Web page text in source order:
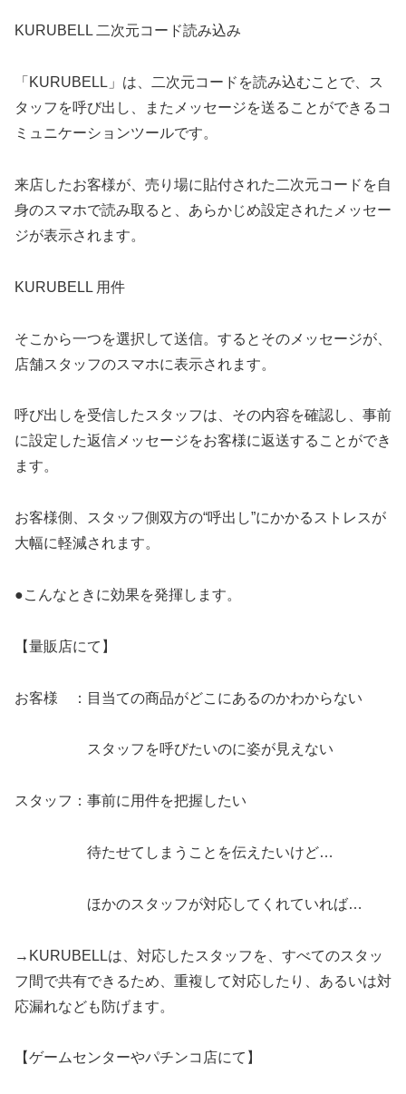
KURUBELL 二次元コード読み込み
「KURUBELL」は、二次元コードを読み込むことで、ス
タッフを呼び出し、またメッセージを送ることができるコ
ミュニケーションツールです。
来店したお客様が、売り場に貼付された二次元コードを自
身のスマホで読み取ると、あらかじめ設定されたメッセー
ジが表示されます。
KURUBELL 用件
そこから一つを選択して送信。するとそのメッセージが、
店舗スタッフのスマホに表示されます。
呼び出しを受信したスタッフは、その内容を確認し、事前
に設定した返信メッセージをお客様に返送することができ
ます。
お客様側、スタッフ側双方の“呼出し”にかかるストレスが
大幅に軽減されます。
●こんなときに効果を発揮します。
【量販店にて】
お客様 ：目当ての商品がどこにあるのかわからない
スタッフを呼びたいのに姿が見えない
スタッフ：事前に用件を把握したい
待たせてしまうことを伝えたいけど…
ほかのスタッフが対応してくれていれば…
→KURUBELLは、対応したスタッフを、すべてのスタッ
フ間で共有できるため、重複して対応したり、あるいは対
応漏れなども防げます。
【ゲームセンターやパチンコ店にて】